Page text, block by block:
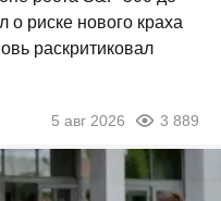
риске нового краха
раскритиковал
5 авг 2026 3 889